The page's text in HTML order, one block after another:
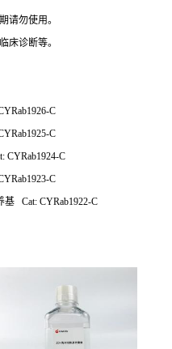
请勿使用。
床诊断等。
C
C
C
C
Cat: CYRab1922-C